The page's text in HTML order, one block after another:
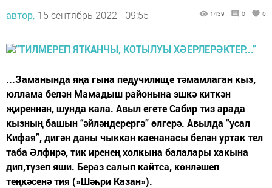
автор, 15 сентябрь 2022 - 09:55 1439 0 0
...Заманында яңа гына педучилище тәмамлаган кыз,
юллама белән Мамадыш районына эшкә киткән
җиреннән, шунда кала. Авыл егете Сабир тиз арада
кызның башын “әйләндерергә” өлгерә. Авылда “усал
Кифая”, дигән даны чыккан каенанасы белән уртак тел
таба Әлфирә, тик иренең холкына балалары хакына
дип,түзеп яши. Бераз салып кайтса, көнләшеп
теңкәсенә тия (»Шәһри Казан»).